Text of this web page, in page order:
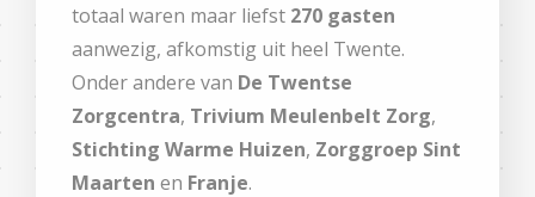
totaal waren maar liefst 270 gasten
aanwezig, afkomstig uit heel Twente.
Onder andere van De Twentse
Zorgcentra, Trivium Meulenbelt Zorg,
Stichting Warme Huizen, Zorggroep Sint
Maarten en Franje.